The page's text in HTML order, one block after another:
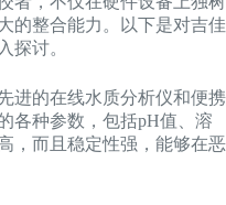
的整合能力。以下是对吉佳
探讨。
进的在线水质分析仪和便携
各种参数，包括pH值、溶
，而且稳定性强，能够在恶